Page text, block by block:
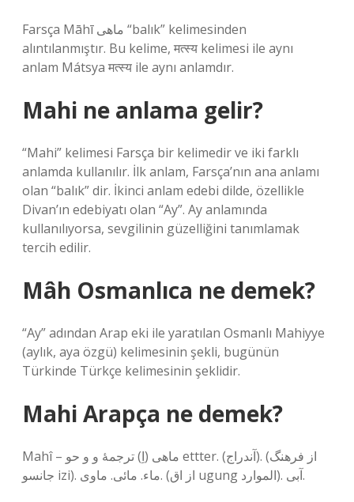
Farsça Māhī ماهی “balık” kelimesinden
alıntılanmıştır. Bu kelime, मत्स्य kelimesi ile aynı
anlam Mátsya मत्स्य ile aynı anlamdır.
Mahi ne anlama gelir?
“Mahi” kelimesi Farsça bir kelimedir ve iki farklı
anlamda kullanılır. İlk anlam, Farsça’nın ana anlamı
olan “balık” dir. İkinci anlam edebi dilde, özellikle
Divan’ın edebiyatı olan “Ay”. Ay anlamında
kullanılıyorsa, sevgilinin güzelliğini tanımlamak
tercih edilir.
Mâh Osmanlıca ne demek?
“Ay” adından Arap eki ile yaratılan Osmanlı Mahiyye
(aylık, aya özgü) kelimesinin şekli, bugünün
Türkinde Türkçe kelimesinin şeklidir.
Mahi Arapça ne demek?
Mahî – ماهی (اِ) ترجمهٔ و و حو ettter. (آندراج). (از فرهنگ
جانسو izi). ماء. مائی. ماوی. (از اق ugung الموارد). آبی.